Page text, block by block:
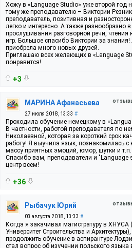
Хожу в «Language Studio» уже второй год
тому же преподавателю – Виктории
преподаватель, позитивная и
легко и интересно. А также разнообразно в
прослушивания разговорной речи, чтения
игр. Большое спасибо Виктории за знания!
приобрела много новых друзей.
Приглашаю всех желающих в «Language
понравится!
+3
МАРИНА Афанасьева
27 июля 2018, 13:33 #
Проходила обучение немецкому в
В частности, работой преподавателя по
Николаевной, которая за короткий срок
работу! Я выучила язык, познакомилась
массу приятных эмоций, юмор, шутки и т.п.
Спасибо вам, преподаватели и
центр всем!
+36
Рыбачук Юрий
03 августа 2018, 13:33 #
Когда я закачивал магистратуру в
Университет Строительства и
продолжить обучение в аспирантуре
стал вопрос об изучении польского